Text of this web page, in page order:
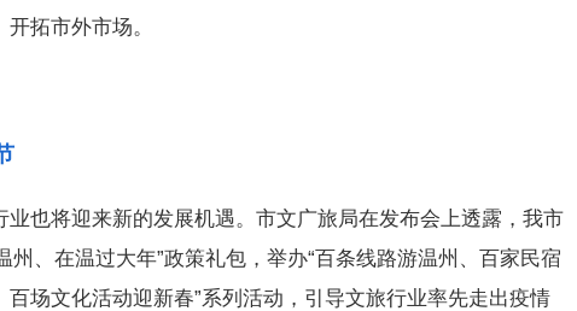
拓市外市场。
将迎来新的发展机遇。市文广旅局在发布会上透露，我市
州、在温过大年”政策礼包，举办“百条线路游温州、百家民宿
场文化活动迎新春”系列活动，引导文旅行业率先走出疫情